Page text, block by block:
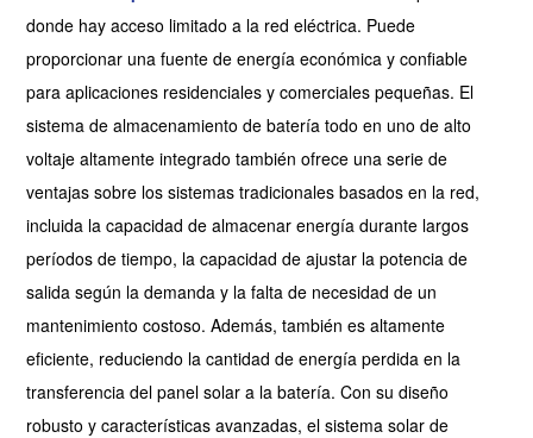
donde hay acceso limitado a la red eléctrica. Puede
proporcionar una fuente de energía económica y confiable
para aplicaciones residenciales y comerciales pequeñas. El
sistema de almacenamiento de batería todo en uno de alto
voltaje altamente integrado también ofrece una serie de
ventajas sobre los sistemas tradicionales basados en la red,
incluida la capacidad de almacenar energía durante largos
períodos de tiempo, la capacidad de ajustar la potencia de
salida según la demanda y la falta de necesidad de un
mantenimiento costoso. Además, también es altamente
eficiente, reduciendo la cantidad de energía perdida en la
transferencia del panel solar a la batería. Con su diseño
robusto y características avanzadas, el sistema solar de